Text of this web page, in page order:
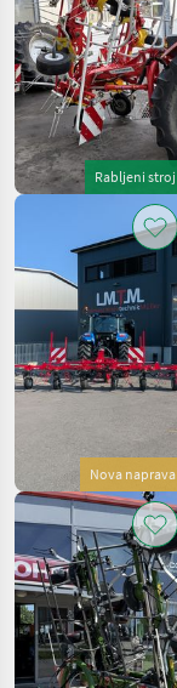
Rabljeni stroj
Nova naprava